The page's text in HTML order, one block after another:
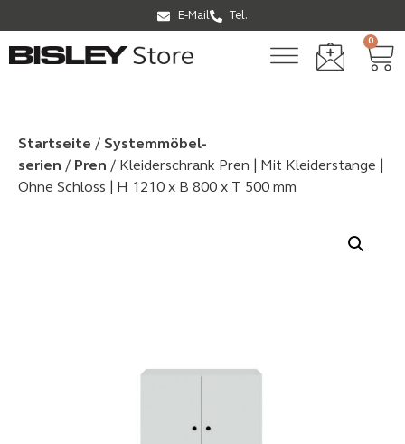
E-Mail Tel.
0
Startseite / Systemmöbel­
serien / Pren / Kleiderschrank Pren | Mit Kleiderstange |
Ohne Schloss | H 1210 x B 800 x T 500 mm